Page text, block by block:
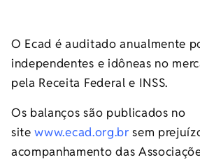
O Ecad é auditado anualmente
independentes e idôneas no
pela Receita Federal e INSS.
Os balanços são publicados no
site www.ecad.org.br sem
acompanhamento das